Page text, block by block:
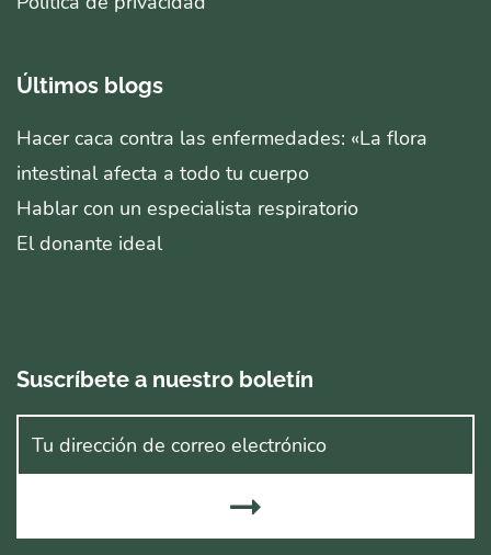
Últimos blogs
Hacer caca contra las enfermedades: «La flora
intestinal afecta a todo tu cuerpo
Hablar con un especialista respiratorio
El donante ideal
Suscríbete a nuestro boletín